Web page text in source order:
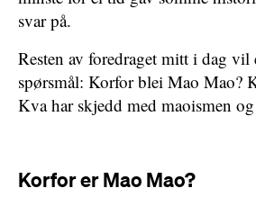
svar på.
Resten av foredraget mitt i dag
spørsmål: Korfor blei Mao Mao?
Kva har skjedd med maoismen
Korfor er Mao Mao?